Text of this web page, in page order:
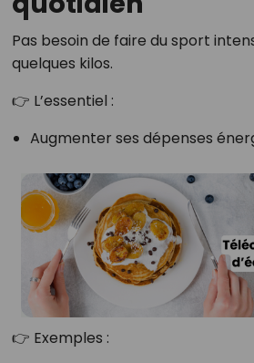
Pas besoin de faire du sport
quelques kilos.
👉 L’essentiel :
Augmenter ses dépenses
👉 Exemples :